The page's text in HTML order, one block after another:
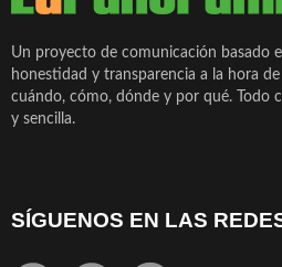
Un proyecto de comunicación basado
honestidad y transparencia a la hora
cuándo, cómo, dónde y por qué. Todo
y sencilla.
SÍGUENOS EN LAS